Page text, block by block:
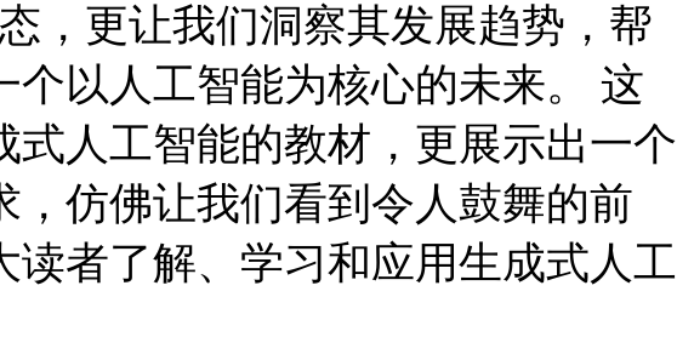
，更让我们洞察其发展趋势，帮
个以人工智能为核心的未来。 这
式人工智能的教材，更展示出一个
，仿佛让我们看到令人鼓舞的前
读者了解、学习和应用生成式人工